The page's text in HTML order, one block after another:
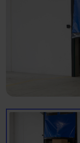
+34 935 915 700